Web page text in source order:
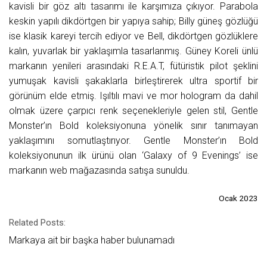
kavisli bir göz altı tasarımı ile karşımıza çıkıyor. Parabola
keskin yapılı dikdörtgen bir yapıya sahip; Billy güneş gözlüğü
ise klasik kareyi tercih ediyor ve Bell, dikdörtgen gözlüklere
kalın, yuvarlak bir yaklaşımla tasarlanmış. Güney Koreli ünlü
markanın yenileri arasındaki R.E.A.T, fütüristik pilot şeklini
yumuşak kavisli şakaklarla birleştirerek ultra sportif bir
görünüm elde etmiş. Işıltılı mavi ve mor hologram da dahil
olmak üzere çarpıcı renk seçenekleriyle gelen stil, Gentle
Monster’ın Bold koleksiyonuna yönelik sınır tanımayan
yaklaşımını somutlaştırıyor. Gentle Monster’ın Bold
koleksiyonunun ilk ürünü olan ‘Galaxy of 9 Evenings’ ise
markanın web mağazasında satışa sunuldu.
Ocak 2023
Related Posts:
Markaya ait bir başka haber bulunamadı